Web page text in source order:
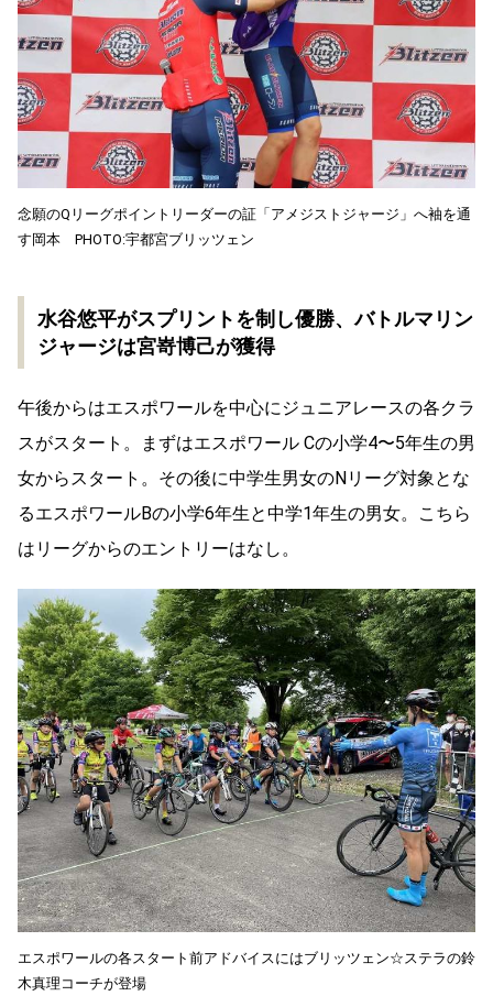
念願のQリーグポイントリーダーの証「アメジストジャージ」へ袖を通
す岡本 PHOTO:宇都宮ブリッツェン
水谷悠平がスプリントを制し優勝、バトルマリン
ジャージは宮嵜博己が獲得
午後からはエスポワールを中心にジュニアレースの各クラ
スがスタート。まずはエスポワール Cの小学4〜5年生の男
女からスタート。その後に中学生男女のNリーグ対象とな
るエスポワールBの小学6年生と中学1年生の男女。こちら
はリーグからのエントリーはなし。
エスポワールの各スタート前アドバイスにはブリッツェン☆ステラの鈴
木真理コーチが登場